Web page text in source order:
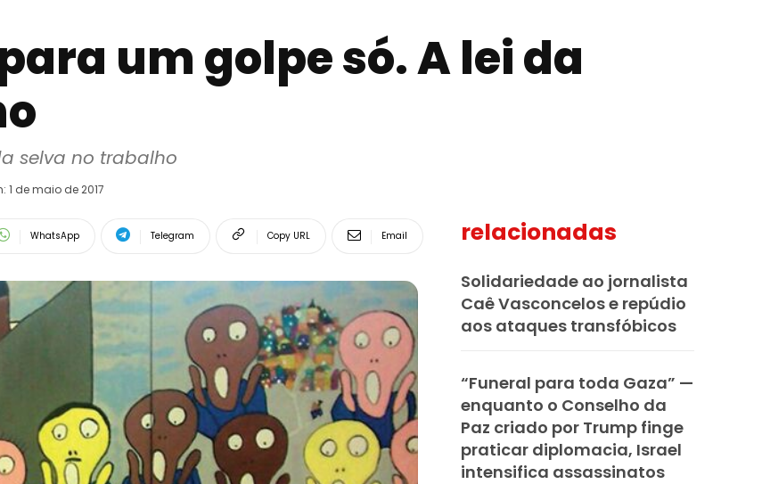
um golpe só. A lei da
selva no trabalho
1 de maio de 2017
WhatsApp Telegram Copy URL Email relacionadas
Solidariedade ao jornalista
Caê Vasconcelos e repúdio
aos ataques transfóbicos
“Funeral para toda Gaza” —
enquanto o Conselho da
Paz criado por Trump finge
praticar diplomacia, Israel
intensifica assassinatos